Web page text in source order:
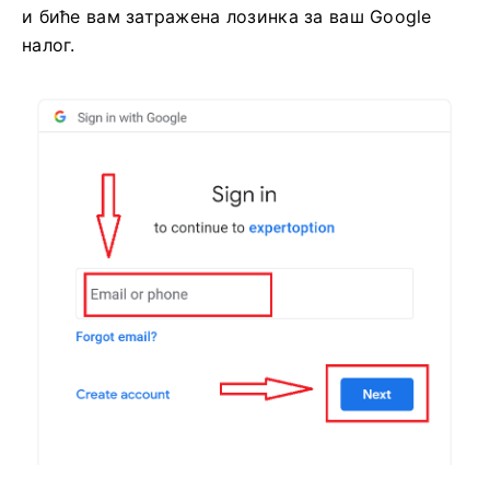
и биће вам затражена лозинка за ваш Google
налог.